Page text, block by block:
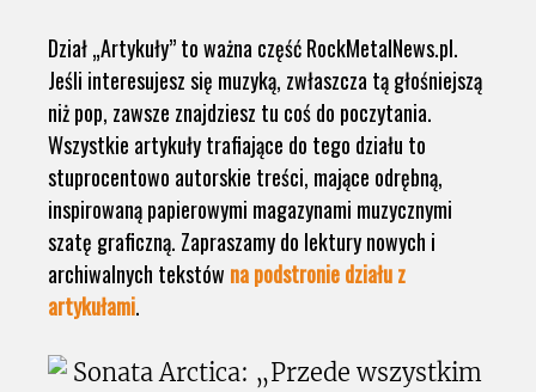
Dział „Artykuły” to ważna część RockMetalNews.pl.
Jeśli interesujesz się muzyką, zwłaszcza tą głośniejszą
niż pop, zawsze znajdziesz tu coś do poczytania.
Wszystkie artykuły trafiające do tego działu to
stuprocentowo autorskie treści, mające odrębną,
inspirowaną papierowymi magazynami muzycznymi
szatę graficzną. Zapraszamy do lektury nowych i
archiwalnych tekstów na podstronie działu z
artykułami.